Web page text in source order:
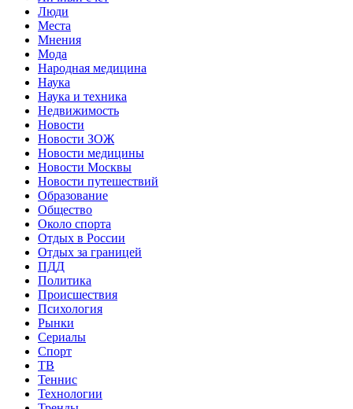
Люди
Места
Мнения
Мода
Народная медицина
Наука
Наука и техника
Недвижимость
Новости
Новости ЗОЖ
Новости медицины
Новости Москвы
Новости путешествий
Образование
Общество
Около спорта
Отдых в России
Отдых за границей
ПДД
Политика
Происшествия
Психология
Рынки
Сериалы
Спорт
ТВ
Теннис
Технологии